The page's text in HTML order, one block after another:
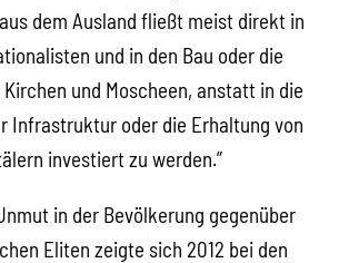
dem Ausland fließt meist direkt in
und in den Bau oder die
und Moscheen, anstatt in die
Infrastruktur oder die Erhaltung von
investiert zu werden.”
in der Bevölkerung gegenüber
Eliten zeigte sich 2012 bei den